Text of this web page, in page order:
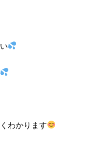
わかります